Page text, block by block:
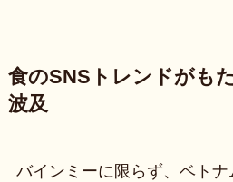
食のSNSトレンドがも
波及
バインミーに限らず、ベトナ